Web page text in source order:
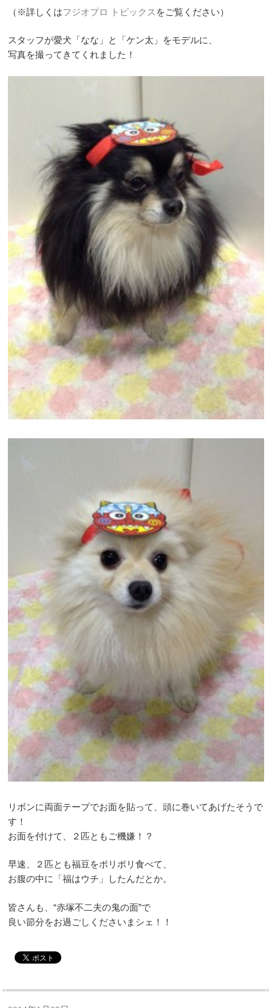
（※詳しくはフジオプロ トピックス をご覧ください）
スタッフが愛犬「なな」と「ケン太」をモデルに、
写真を撮ってきてくれました！
リボンに両面テープでお面を貼って、頭に巻いてあげたそうで
す！
お面を付けて、２匹ともご機嫌！？
早速、２匹とも福豆をポリポリ食べて、
お腹の中に「福はウチ」したんだとか。
皆さんも、“赤塚不二夫の鬼の面”で
良い節分をお過ごしくださいまシェ！！